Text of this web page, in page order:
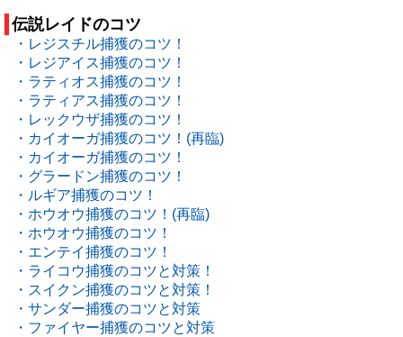
伝説レイドのコツ
・レジスチル捕獲のコツ！
・レジアイス捕獲のコツ！
・ラティオス捕獲のコツ！
・ラティアス捕獲のコツ！
・レックウザ捕獲のコツ！
・カイオーガ捕獲のコツ！(再臨)
・カイオーガ捕獲のコツ！
・グラードン捕獲のコツ！
・ルギア捕獲のコツ！
・ホウオウ捕獲のコツ！(再臨)
・ホウオウ捕獲のコツ！
・エンテイ捕獲のコツ！
・ライコウ捕獲のコツと対策！
・スイクン捕獲のコツと対策！
・サンダー捕獲のコツと対策
・ファイヤー捕獲のコツと対策